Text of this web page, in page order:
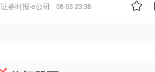
证券时报·e公司 08-03 23:38